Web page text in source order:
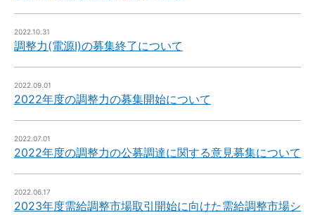
2022.10.31
調整力(電源Ⅰ)の募集終了について
2022.09.01
2022年度の調整力の募集開始について
2022.07.01
2022年度の調整力の公募調達に関する意見募集について
2022.06.17
2023年度需給調整市場取引開始に向けた需給調整市場シ